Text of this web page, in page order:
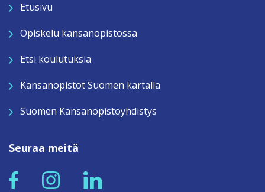
Etusivu
Opiskelu kansanopistossa
Etsi koulutuksia
Kansanopistot Suomen kartalla
Suomen Kansanopistoyhdistys
Seuraa meitä